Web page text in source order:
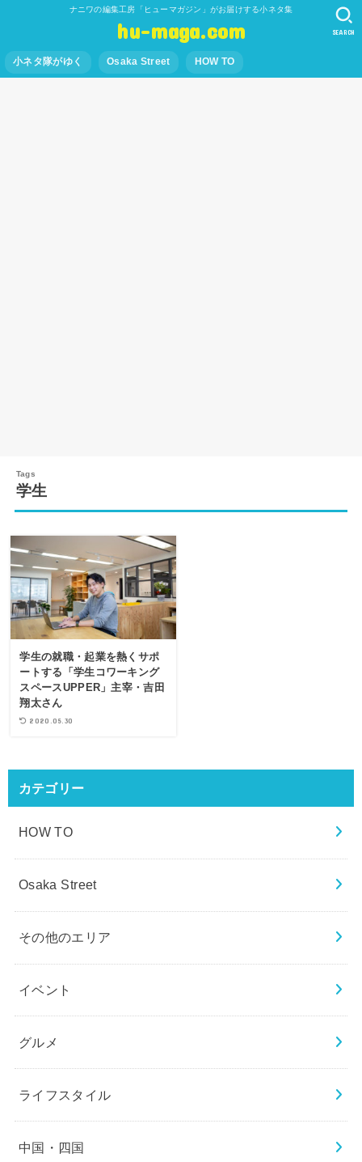
ナニワの編集工房「ヒューマガジン」がお届けする小ネタ集
hu-maga.com
小ネタ隊がゆく Osaka Street HOW TO
SEARCH
学生
学生の就職・起業を熱くサポ
ートする「学生コワーキング
スペースUPPER」主宰・吉田
翔太さん
2020.05.30
カテゴリー
HOW TO
Osaka Street
その他のエリア
イベント
グルメ
ライフスタイル
中国・四国